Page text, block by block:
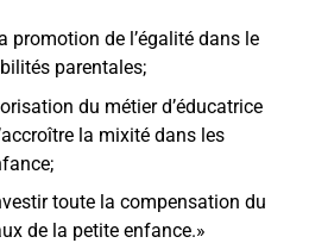
promotion de l’égalité dans le
parentales;
du métier d’éducatrice
la mixité dans les
toute la compensation du
de la petite enfance.»